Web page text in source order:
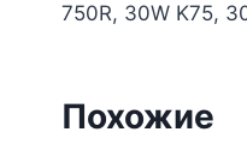
750R, 30W K75,
Похожие